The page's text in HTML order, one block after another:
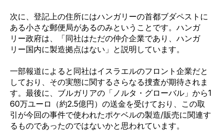
次に、登記上の住所にはハンガリーの首都ブダペストに
ある小さな郵便局があるのみということです。ハンガ
リー政府は、「同社はただの仲介企業であり、ハンガ
リー国内に製造拠点はない」と説明しています。
一部報道によると同社はイスラエルのフロント企業だと
しており、その実態に関するさらなる捜査が期待されま
す。最後に、ブルガリアの「ノルタ・グローバル」から1
60万ユーロ（約2.5億円）の送金を受けており、この取
引が今回の事件で使われたポケベルの製造/販売に関連す
るものであったのではないかと思われています。